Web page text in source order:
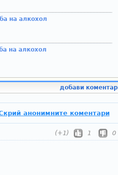
на алкохол
на алкохол
добави коментар
анонимните коментари
(+1) 1 0